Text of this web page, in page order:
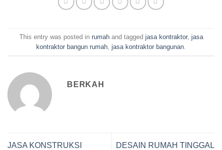
This entry was posted in rumahand tagged jasa kontraktor, jasa
kontraktor bangun rumah jasa kontraktor bangunan
BERKAH
JASA KONSTRUKSI
DESAIN RUMAH TINGGAL